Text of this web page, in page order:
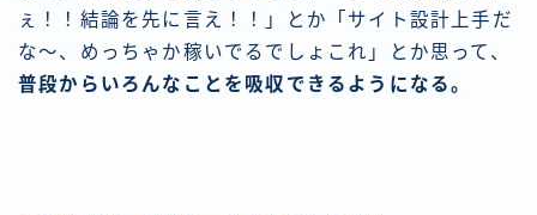
ぇ！！結論を先に言え！！」とか「サイト設計上手だ
な～、めっちゃか稼いでるでしょこれ」とか思って、
普段からいろんなことを吸収できるようになる。